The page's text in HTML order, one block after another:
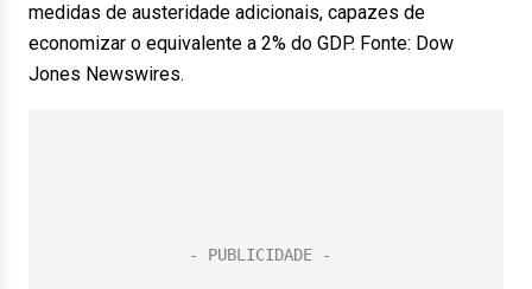
medidas de austeridade adicionais, capazes de
economizar o equivalente a 2% do GDP. Fonte: Dow
Jones Newswires.